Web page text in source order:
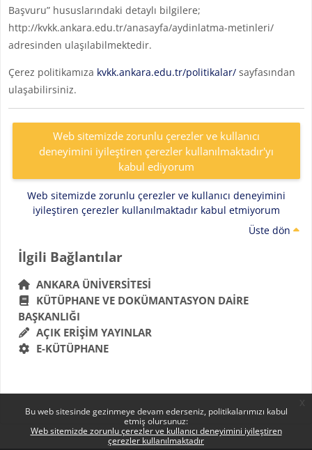
Bu web sitesinde gezinmeye devam ederseniz, politikalarımızı kabul
etmiş olursunuz:
Web sitemizde zorunlu çerezler ve kullanıcı deneyimini iyileştiren
çerezler kullanılmaktadır
Başvuru” hususlarındaki detaylı bilgilere;
http://kvkk.ankara.edu.tr/anasayfa/aydinlatma-metinleri/
adresinden ulaşılabilmektedir.
Çerez politikamıza kvkk.ankara.edu.tr/politikalar/sayfasından
ulaşabilirsiniz.
Web sitemizde zorunlu çerezler ve kullanıcı
deneyimini iyileştiren çerezler kullanılmaktadır'yı
kabul ediyorum
Web sitemizde zorunlu çerezler ve kullanıcı deneyimini
iyileştiren çerezler kullanılmaktadır kabul etmiyorum
Üste dön
Bloklar
İlgili Bağlantılar 'yı atla
İlgili Bağlantılar
ANKARA ÜNIVERSITESI
KÜTÜPHANE VE DOKÜMANTASYON DAIRE
BAŞKANLIĞI
AÇIK ERIŞIM YAYINLAR
E-KÜTÜPHANE